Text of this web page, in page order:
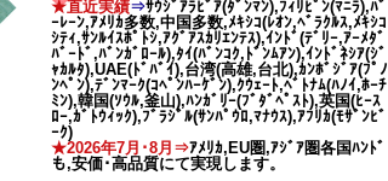
★直近実績⇒ｻｳｼﾞｱﾗﾋﾞｱ(ﾀﾞﾝﾏﾝ),ﾌｨﾘﾋﾟﾝ(ﾏﾆﾗ),ﾊﾞ
ｰﾚｰﾝ,ｱﾒﾘｶ多数,中国多数,ﾒｷｼｺ(ﾚｵﾝ,ﾍﾞﾗｸﾙｽ,ﾒｷｼｺ
ｼﾃｨ,ｻﾝﾙｲｽﾎﾟﾄｼ,ｱｸﾞｱｽｶﾘｴﾝﾃｽ),ｲﾝﾄﾞ(ﾃﾞﾘｰ,ｱｰﾒﾀﾞ
ﾊﾞｰﾄﾞ,ﾊﾞﾝｶﾞﾛｰﾙ),ﾀｲ(ﾊﾞﾝｺｸ,ﾄﾞﾝﾑｱﾝ),ｲﾝﾄﾞﾈｼｱ(ｼﾞ
ｬｶﾙﾀ),UAE(ﾄﾞﾊﾞｲ),台湾(高雄,台北),ｶﾝﾎﾞｼﾞｱ(ﾌﾟﾉ
ﾝﾍﾟﾝ),ﾃﾞﾝﾏｰｸ(ｺﾍﾟﾝﾊｰｹﾞﾝ),ｸｳｪｰﾄ,ﾍﾞﾄﾅﾑ(ﾊﾉｲ,ﾎｰﾁ
ﾐﾝ),韓国(ｿｳﾙ,釜山),ﾊﾝｶﾞﾘｰ(ﾌﾞﾀﾞﾍﾟｽﾄ),英国(ﾋｰｽ
ﾛｰ,ｶﾞﾄｳｨｯｸ),ﾌﾞﾗｼﾞﾙ(ｻﾝﾊﾟｳﾛ,ﾏﾅｳｽ),ｱﾌﾘｶ(ﾓｻﾞﾝﾋﾞ
ｰｸ)
★2026年7月･8月⇒ｱﾒﾘｶ,EU圏,ｱｼﾞｱ圏各国ﾊﾝﾄﾞ
も,安価･高品質にて実現します。